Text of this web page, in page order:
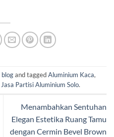
blogand taggedAluminium Kaca,
Jasa Partisi Aluminium Solo.
Menambahkan Sentuhan
Elegan Estetika Ruang Tamu
dengan Cermin Bevel Brown